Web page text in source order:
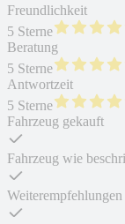
Freundlichkeit
5 Sterne
Beratung
5 Sterne
Antwortzeit
5 Sterne
Fahrzeug gekauft
Fahrzeug wie
Weiterempfehlungen